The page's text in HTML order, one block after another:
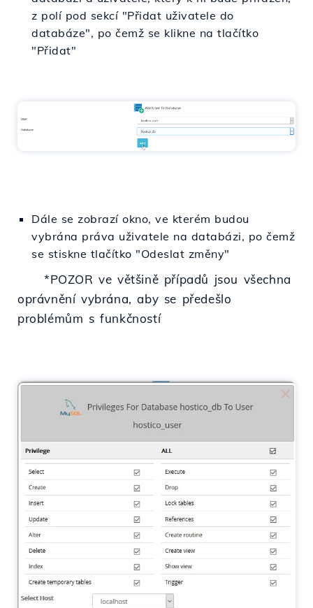
z polí pod sekcí "Přidat uživatele do
databáze", po čemž se klikne na tlačítko
"Přidat"
Dále se zobrazí okno, ve kterém budou
vybrána práva uživatele na databázi, po čemž
se stiskne tlačítko "Odeslat změny"
*POZOR ve většině případů jsou všechna
oprávnění vybrána, aby se předešlo
problémům s funkčností